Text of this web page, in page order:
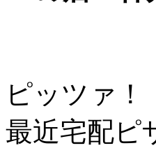
ピッツァ！
最近宅配ピ